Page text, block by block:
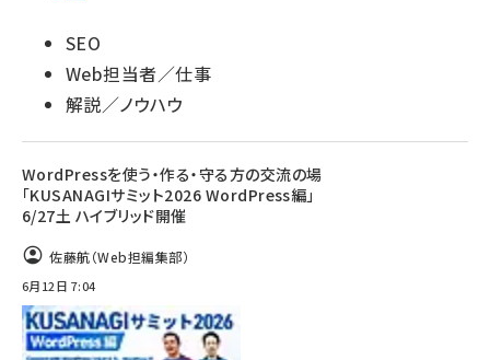
SEO
Web担当者／仕事
解説／ノウハウ
WordPressを使う・作る・守る方の交流の場
「KUSANAGIサミット2026 WordPress編」
6/27土 ハイブリッド開催
佐藤航（Web担編集部）
6月12日 7:04